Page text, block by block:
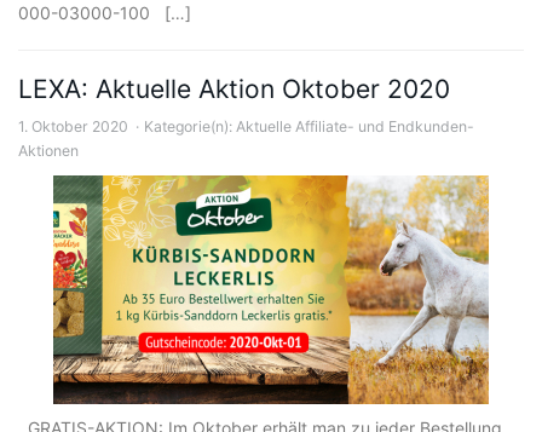
000-03000-100 […]
LEXA: Aktuelle Aktion Oktober 2020
1. Oktober 2020 Kategorie(n): Aktuelle Affiliate- und Endkunden-
Aktionen
GRATIS-AKTION: Im Oktober erhält man zu jeder Bestellung